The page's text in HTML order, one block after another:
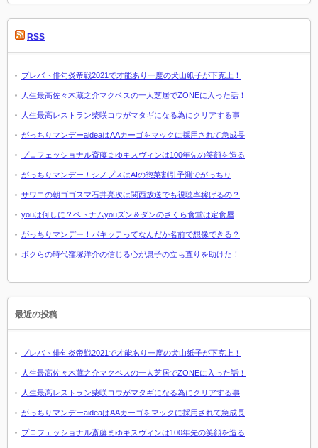
RSS
プレバト俳句炎帝戦2021で才能あり一度の犬山紙子が下克上！
人生最高佐々木蔵之介マクベスの一人芝居でZONEに入った話！
人生最高レストラン柴咲コウがマタギになる為にクリアする事
がっちりマンデーaideaはAAカーゴをマックに採用されて急成長
プロフェッショナル斎藤まゆキスヴィンは100年先の笑顔を造る
がっちりマンデー！シノプスはAIの惣菜割引予測でがっちり
サワコの朝ゴゴスマ石井亮次は関西放送でも視聴率稼げるの？
youは何しに？ベトナムyouズン＆ダンのさくら食堂は定食屋
がっちりマンデー！パキッテってなんだか名前で想像できる？
ボクらの時代窪塚洋介の信じる心が息子の立ち直りを助けた！
最近の投稿
プレバト俳句炎帝戦2021で才能あり一度の犬山紙子が下克上！
人生最高佐々木蔵之介マクベスの一人芝居でZONEに入った話！
人生最高レストラン柴咲コウがマタギになる為にクリアする事
がっちりマンデーaideaはAAカーゴをマックに採用されて急成長
プロフェッショナル斎藤まゆキスヴィンは100年先の笑顔を造る